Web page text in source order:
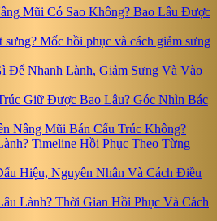
Mũi Có Sao Không? Bao Lâu Được
sưng? Mốc hồi phục và cách giảm sưng
Để Nhanh Lành, Giảm Sưng Và Vào
Giữ Được Bao Lâu? Góc Nhìn Bác
Nâng Mũi Bán Cấu Trúc Không?
Timeline Hồi Phục Theo Từng
Hiệu, Nguyên Nhân Và Cách Điều
Lành? Thời Gian Hồi Phục Và Cách